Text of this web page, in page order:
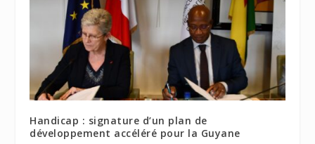
Handicap : signature d’un plan de
développement accéléré pour la Guyane